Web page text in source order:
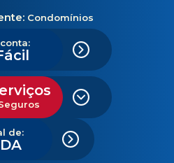
Condomínios
de: